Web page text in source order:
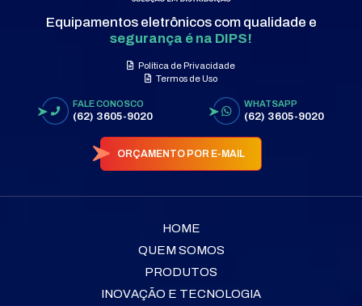
Equipamentos eletrônicos com qualidade e
segurança é na DIPS!
Política de Privacidade
Termos de Uso
FALE CONOSCO
(62) 3605-9020
WHATSAPP
(62) 3605-9020
ORÇAMENTO POR E-MAIL
HOME
QUEM SOMOS
PRODUTOS
INOVAÇÃO E TECNOLOGIA